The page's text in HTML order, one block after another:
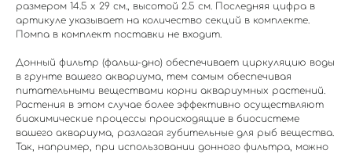
размером 14.5 х 29 см., высотой 2.5 см. Последняя цифра в
артикуле указывает на количество секций в комплекте.
Помпа в комплект поставки не входит.
Донный фильтр (фальш-дно) обеспечивает циркуляцию воды
в грунте вашего аквариума, тем самым обеспечивая
питательными веществами корни аквариумных растений.
Растения в этом случае более эффективно осуществляют
биохимические процессы происходящие в биосистеме
вашего аквариума, разлагая губительные для рыб вещества.
Так, например, при использовании донного фильтра, можно